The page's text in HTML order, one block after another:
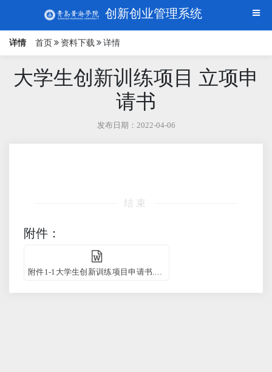
创新创业管理系统
详情 首页 资料下载 详情
大学生创新训练项目 立项申
请书
发布日期：2022-04-06
结束
附件：